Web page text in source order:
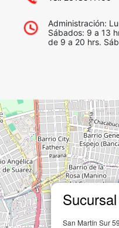
Administración:
Sábados: 9 a 13
de 9 a 20 hrs.
San Martín Sur